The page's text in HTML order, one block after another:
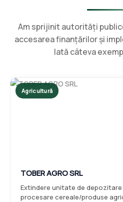
Am sprijinit autorități
accesarea finanțărilor și
Iată câteva
Agricultură
TOBER AGRO SRL
Extindere unitate de depozitare
procesare cereale/produse